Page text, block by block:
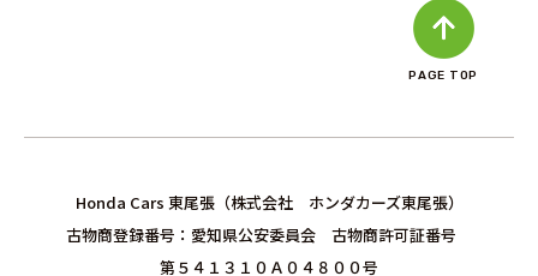
PAGE TOP
Honda Cars 東尾張（株式会社 ホンダカーズ東尾張）
古物商登録番号：愛知県公安委員会 古物商許可証番号
第５４１３１０Ａ０４８００号